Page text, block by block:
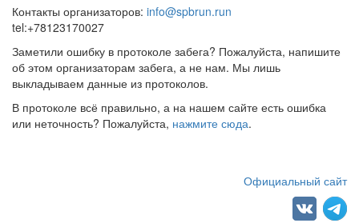
Контакты организаторов: info@spbrun.run
tel:+78123170027
Заметили ошибку в протоколе забега? Пожалуйста, напишите
об этом организаторам забега, а не нам. Мы лишь
выкладываем данные из протоколов.
В протоколе всё правильно, а на нашем сайте есть ошибка
или неточность? Пожалуйста, нажмите сюда.
Официальный сайт